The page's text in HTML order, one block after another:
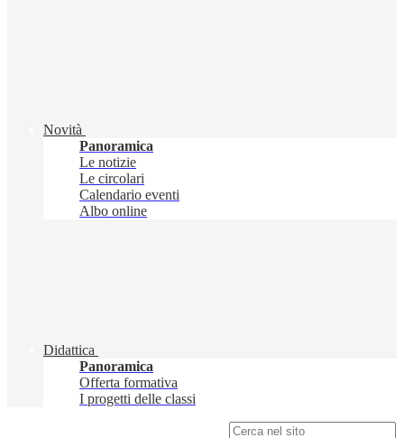
Novità
Panoramica
Le notizie
Le circolari
Calendario eventi
Albo online
Didattica
Panoramica
Offerta formativa
I progetti delle classi